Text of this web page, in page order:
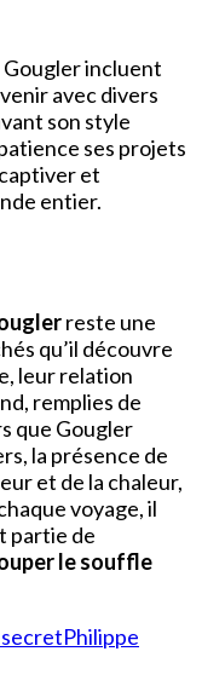
incluent
avec divers
son style
ses projets
et
entier.
reste une
qu’il découvre
leur relation
remplies de
que Gougler
la présence de
et de la chaleur,
voyage, il
partie de
le souffle
Philippe